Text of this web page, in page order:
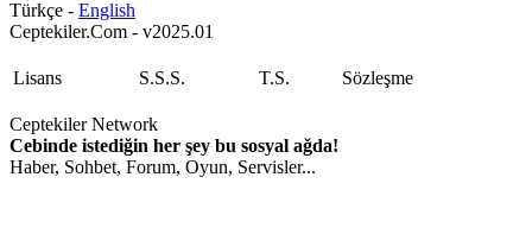
Türkçe - English
Ceptekiler.Com - v2025.01
Lisans S.S.S. T.S. Sözleşme
Ceptekiler Network
Cebinde istediğin her şey bu sosyal ağda!
Haber, Sohbet, Forum, Oyun, Servisler...